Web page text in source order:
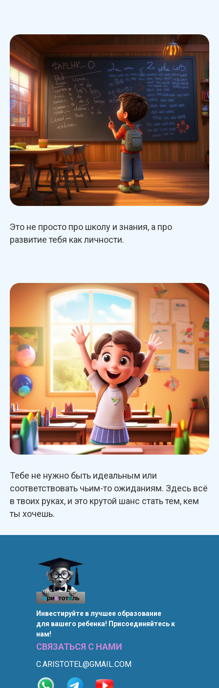
Это не просто про школу и знания, а про
развитие тебя как личности.
Тебе не нужно быть идеальным или
соответствовать чьим-то ожиданиям. Здесь всё
в твоих руках, и это крутой шанс стать тем, кем
ты хочешь.
СВЯЗАТЬСЯ С НАМИ
C.ARISTOTEL@GMAIL.COM
Инвестируйте в лучшее образование
для вашего ребенка! Присоединяйтесь к
нам!